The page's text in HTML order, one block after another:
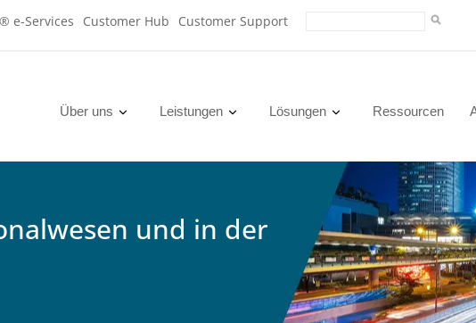
e-Services Customer Hub Customer Support
Über uns Leistungen Lösungen Ressourcen
und in der